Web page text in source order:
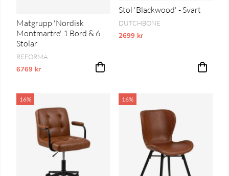
Matgrupp 'Nordisk
Montmartre' 1 Bord & 6
Stolar
REFORMA
6769 kr
Vårt lägsta pris 1-30 dagar innan prissänkning
Stol 'Blackwood' - Svart
DUTCHBONE
2699 kr
Vårt lägsta pris 1-30 dagar innan
16% 16%